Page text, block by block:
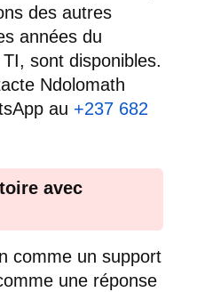
des autres
années du
sont disponibles.
Ndolomath
au +237 682
avec
comme un support
une réponse